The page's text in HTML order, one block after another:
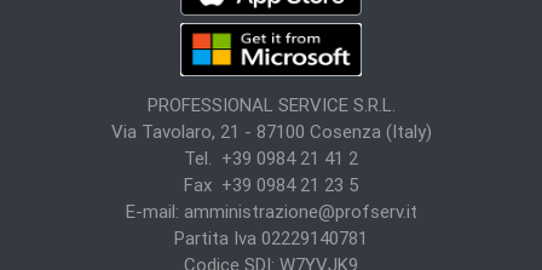
PROFESSIONAL SERVICE S.R.L.
Via Tavolaro, 21 - 87100 Cosenza (Italy)
Tel. +39 0984 21 41 2
Fax +39 0984 21 23 5
E-mail: amministrazione@profserv.it
Partita Iva 02229140781
Codice SDI: W7YVJK9